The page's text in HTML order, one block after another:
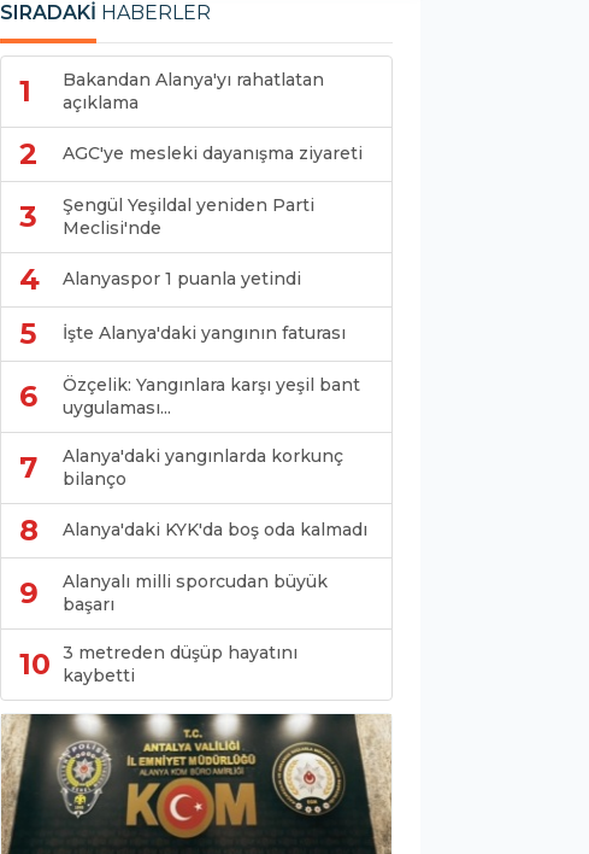
SIRADAKİ HABERLER
1
Bakandan Alanya'yı rahatlatan
açıklama
2 AGC'ye mesleki dayanışma ziyareti
3
Şengül Yeşildal yeniden Parti
Meclisi'nde
4 Alanyaspor 1 puanla yetindi
5 İşte Alanya'daki yangının faturası
6
Özçelik: Yangınlara karşı yeşil bant
uygulaması...
7
Alanya'daki yangınlarda korkunç
bilanço
8 Alanya'daki KYK'da boş oda kalmadı
9
Alanyalı milli sporcudan büyük
başarı
10
3 metreden düşüp hayatını
kaybetti